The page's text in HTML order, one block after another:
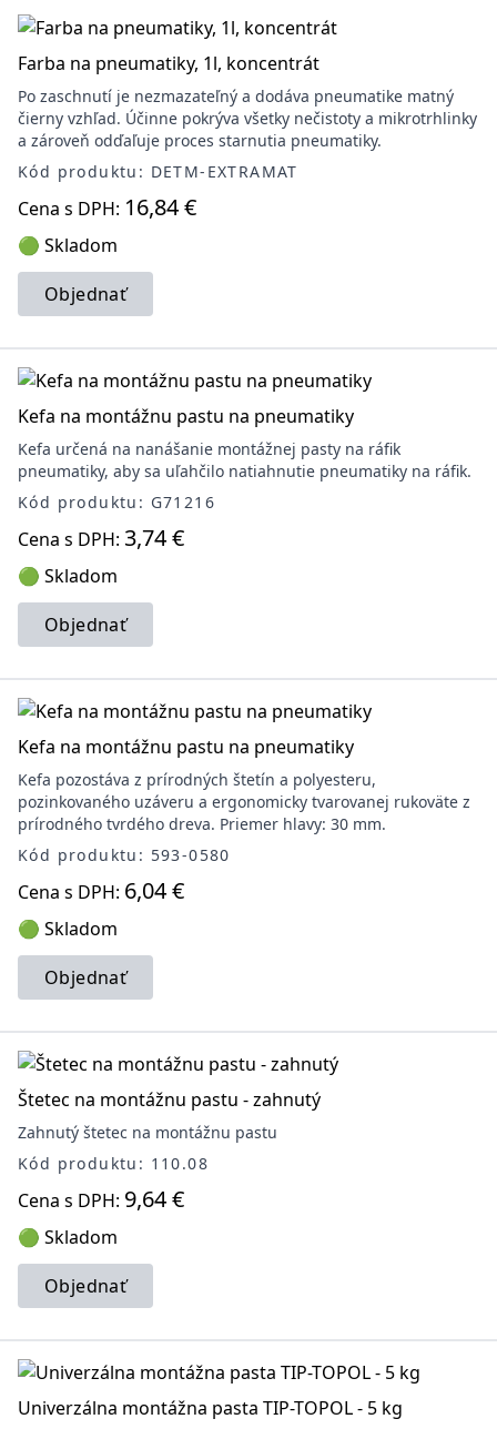
Farba na pneumatiky, 1l, koncentrát
Po zaschnutí je nezmazateľný a dodáva pneumatike matný
čierny vzhľad. Účinne pokrýva všetky nečistoty a mikrotrhlinky
a zároveň odďaľuje proces starnutia pneumatiky.
Kód produktu: DETM-EXTRAMAT
Cena s DPH: 16,84 €
🟢 Skladom
Objednať
Kefa na montážnu pastu na pneumatiky
Kefa určená na nanášanie montážnej pasty na ráfik
pneumatiky, aby sa uľahčilo natiahnutie pneumatiky na ráfik.
Kód produktu: G71216
Cena s DPH: 3,74 €
🟢 Skladom
Objednať
Kefa na montážnu pastu na pneumatiky
Kefa pozostáva z prírodných štetín a polyesteru,
pozinkovaného uzáveru a ergonomicky tvarovanej rukoväte z
prírodného tvrdého dreva. Priemer hlavy: 30 mm.
Kód produktu: 593-0580
Cena s DPH: 6,04 €
🟢 Skladom
Objednať
Štetec na montážnu pastu - zahnutý
Zahnutý štetec na montážnu pastu
Kód produktu: 110.08
Cena s DPH: 9,64 €
🟢 Skladom
Objednať
Univerzálna montážna pasta TIP-TOPOL - 5 kg